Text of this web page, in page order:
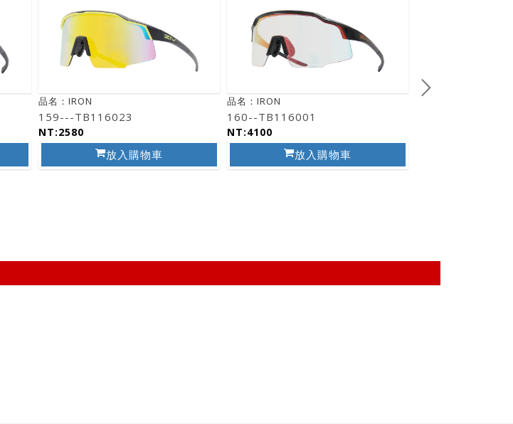
品名：IRON
159---TB116023
NT:2580
放入購物車
品名：IRON
160--TB116001
NT:4100
放入購物車
品名：ARMOR